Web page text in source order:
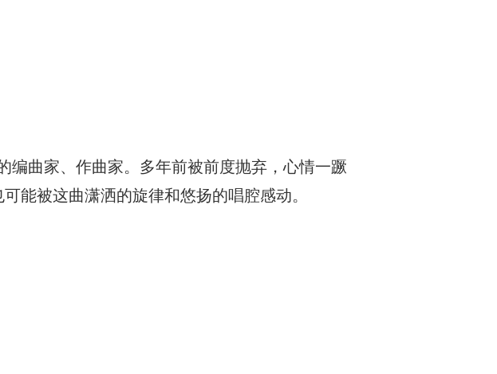
编曲家、作曲家。多年前被前度抛弃，心情一蹶
能被这曲潇洒的旋律和悠扬的唱腔感动。